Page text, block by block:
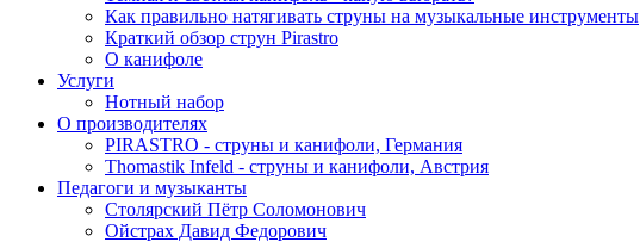
Как правильно натягивать струны на музыкальные инструменты
Краткий обзор струн Pirastro
О канифоле
Услуги
Нотный набор
О производителях
PIRASTRO - струны и канифоли, Германия
Thomastik Infeld - струны и канифоли, Австрия
Педагоги и музыканты
Столярский Пётр Соломонович
Ойстрах Давид Федорович